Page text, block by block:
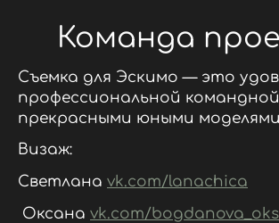
Команда
Съемка для Эскимо — это
профессиональной
прекрасными юными
Визаж:
Светлана vk.com/lanachica
Оксана vk.com/